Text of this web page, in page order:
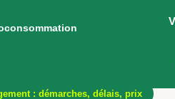
: démarches, délais, prix